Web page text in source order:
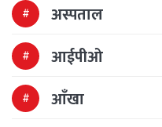
अस्पताल
आईपीओ
आँखा